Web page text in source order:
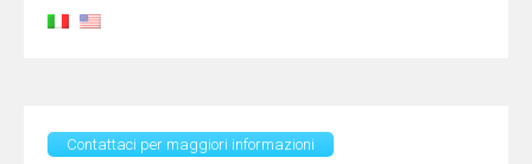
Contattaci per maggiori informazioni